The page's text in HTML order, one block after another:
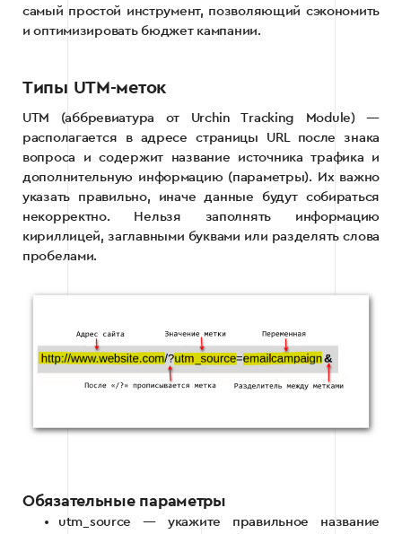
самый простой инструмент, позволяющий сэкономить
и оптимизировать бюджет кампании.
Типы UTM-меток
UTM (аббревиатура от Urchin Tracking Module) —
располагается в адресе страницы URL после знака
вопроса и содержит название источника трафика и
дополнительную информацию (параметры). Их важно
указать правильно, иначе данные будут собираться
некорректно. Нельзя заполнять информацию
кириллицей, заглавными буквами или разделять слова
пробелами.
Обязательные параметры
utm_source — укажите правильное название